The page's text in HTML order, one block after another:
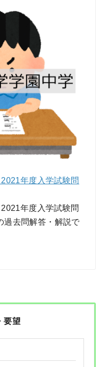
年度入学試験問
年度入学試験問
過去問解答・解説で
要望